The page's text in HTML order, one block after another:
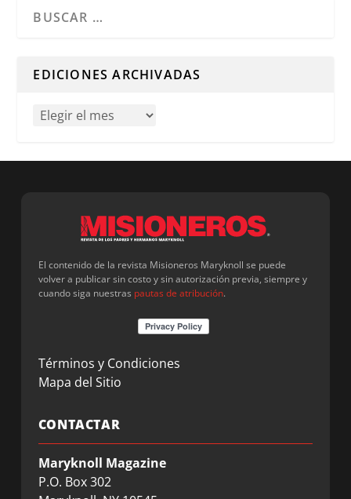
EDICIONES ARCHIVADAS
El contenido de la revista Misioneros Maryknoll se puede
volver a publicar sin costo y sin autorización previa, siempre y
cuando siga nuestras pautas de atribución.
Términos y Condiciones
Mapa del Sitio
CONTACTAR
Maryknoll Magazine
P.O. Box 302